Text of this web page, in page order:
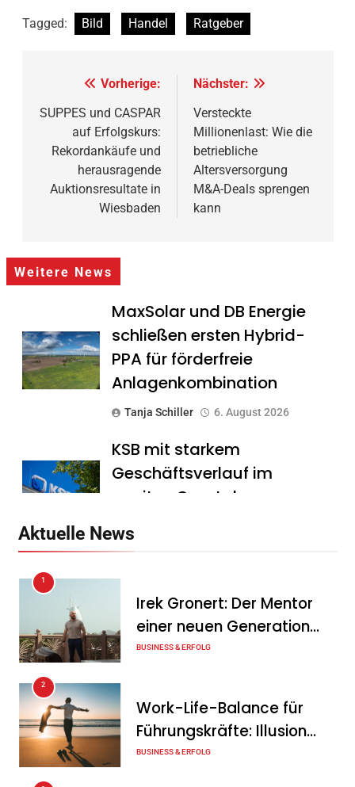
Tagged: Bild Handel Ratgeber
Beitragsnavigation
Vorherige:
SUPPES und CASPAR
auf Erfolgskurs:
Rekordankäufe und
herausragende
Auktionsresultate in
Wiesbaden
Nächster:
Versteckte
Millionenlast: Wie die
betriebliche
Altersversorgung
M&A-Deals sprengen
kann
Weitere News
MaxSolar und DB Energie
schließen ersten Hybrid-
PPA für förderfreie
Anlagenkombination
Tanja Schiller 6. August 2026
KSB mit starkem
Geschäftsverlauf im
zweiten Quartal
zum wichtigsten Baustein
der Energiewende werden
Ohne Daten keine
Verteidigungsfähigkeit:
Deutsche
Rüstungsindustrie investiert
Aktuelle News
1
Irek Gronert: Der Mentor
einer neuen Generation
von Unternehmern
BUSINESS & ERFOLG
2
Work-Life-Balance für
Führungskräfte: Illusion
oder echte Chance?
BUSINESS & ERFOLG